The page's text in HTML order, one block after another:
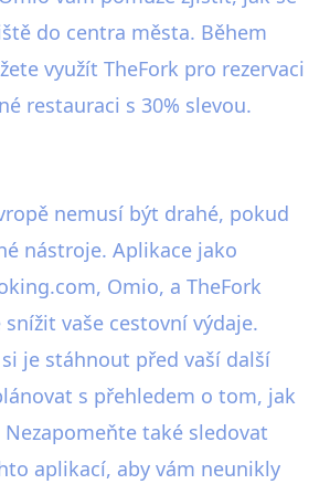
do centra města. Během
využít TheFork pro rezervaci
restauraci s 30% slevou.
nemusí být drahé, pokud
nástroje. Aplikace jako
Omio, a TheFork
vaše cestovní výdaje.
je stáhnout před vaší další
s přehledem o tom, jak
také sledovat
aplikací, aby vám neunikly